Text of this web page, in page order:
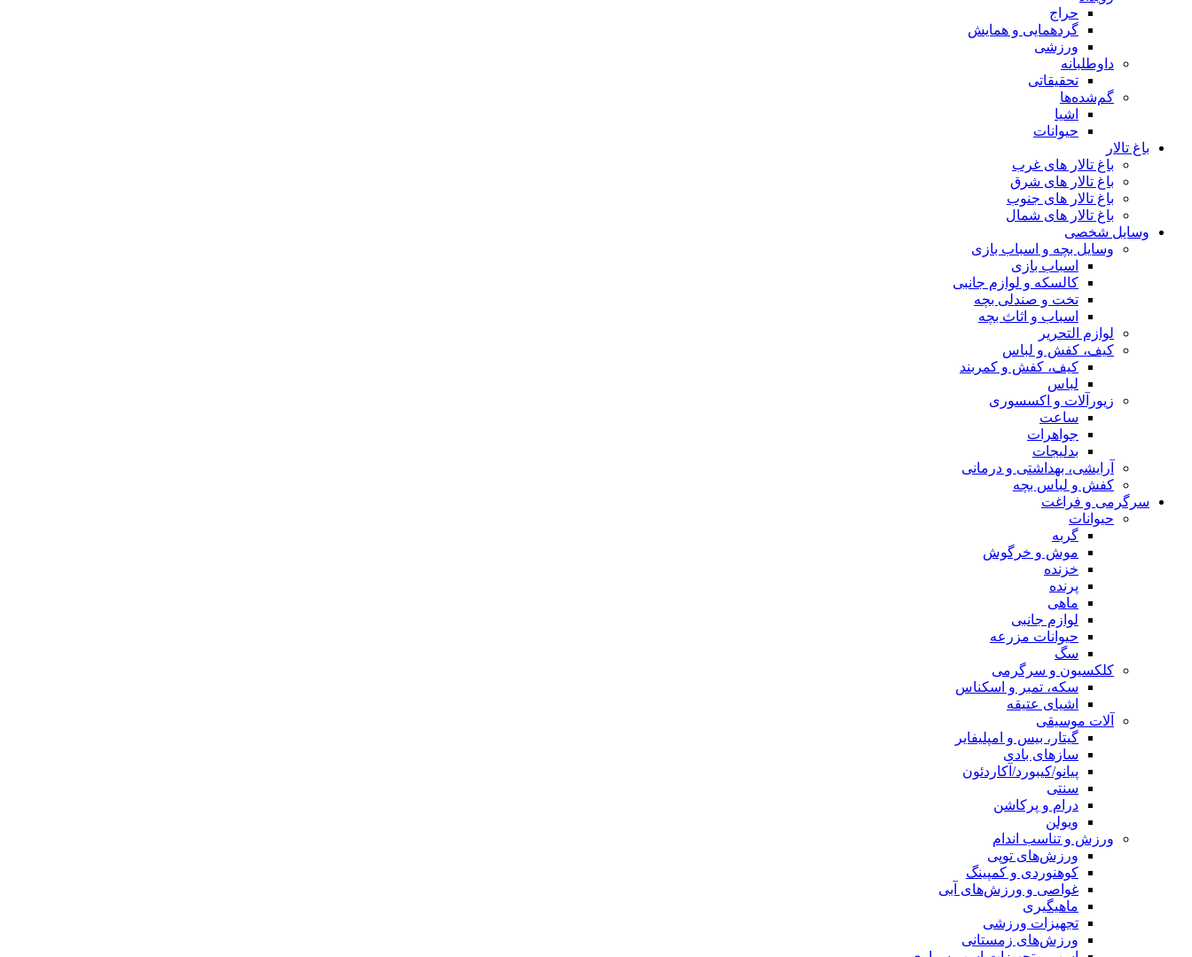
حراج
گردهمایی و همایش
ورزشی
داوطلبانه
تحقیقاتی
گم‌شده‌ها
اشیا
حیوانات
باغ تالار
باغ تالار های غرب
باغ تالار های شرق
باغ تالار های جنوب
باغ تالار های شمال
وسایل شخصی
وسایل بچه و اسباب بازی
اسباب بازی
کالسکه و لوازم جانبی
تخت و صندلی بچه
اسباب و اثاث بچه
لوازم التحریر
کیف، کفش و لباس
کیف، کفش و کمربند
لباس
زیورآلات و اکسسوری
ساعت
جواهرات
بدلیجات
آرایشی، بهداشتی و درمانی
کفش و لباس بچه
سرگرمی و فراغت
حیوانات
گربه
موش و خرگوش
خزنده
پرنده
ماهی
لوازم جانبی
حیوانات مزرعه
سگ
کلکسیون و سرگرمی
سکه، تمبر و اسکناس
اشیای عتیقه
آلات موسیقی
گیتار، بیس و امپلیفایر
سازهای بادی
پیانو/کیبورد/آکاردئون
سنتی
درام و پرکاشن
ویولن
ورزش و تناسب اندام
ورزش‌های توپی
کوهنوردی و کمپینگ
غواصی و ورزش‌های آبی
ماهیگیری
تجهیزات ورزشی
ورزش‌های زمستانی